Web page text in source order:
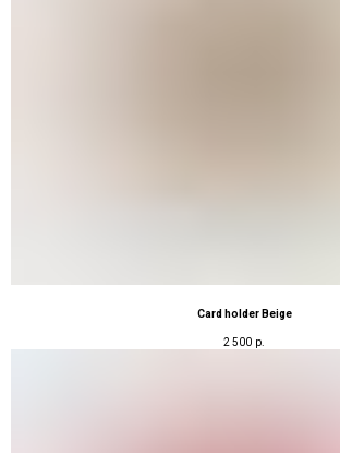
Card holder Beige
2 500 р.